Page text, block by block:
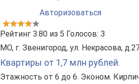
Авторизоваться
Рейтинг 3.80 из 5 Голосов: 3
МО, г. Звенигород, ул. Некрасова,
Квартиры от 1,7 млн рублей.
Этажность от 6 до 6. Эконом.